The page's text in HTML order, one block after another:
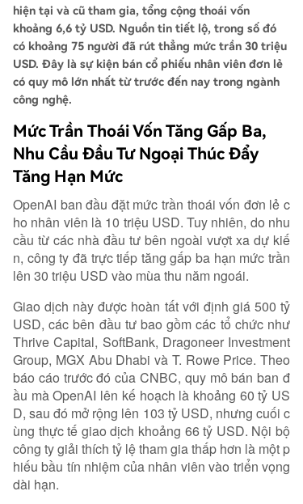
hiện tại và cũ tham gia, tổng cộng thoái vốn
khoảng 6,6 tỷ USD. Nguồn tin tiết lộ, trong số đó
có khoảng 75 người đã rút thẳng mức trần 30 triệu
USD. Đây là sự kiện bán cổ phiếu nhân viên đơn lẻ
có quy mô lớn nhất từ trước đến nay trong ngành
công nghệ.
Mức Trần Thoái Vốn Tăng Gấp Ba,
Nhu Cầu Đầu Tư Ngoại Thúc Đẩy
Tăng Hạn Mức
OpenAI ban đầu đặt mức trần thoái vốn đơn lẻ c
ho nhân viên là 10 triệu USD. Tuy nhiên, do nhu
cầu từ các nhà đầu tư bên ngoài vượt xa dự kiế
n, công ty đã trực tiếp tăng gấp ba hạn mức trần
lên 30 triệu USD vào mùa thu năm ngoái.
Giao dịch này được hoàn tất với định giá 500 tỷ
USD, các bên đầu tư bao gồm các tổ chức như
Thrive Capital, SoftBank, Dragoneer Investment
Group, MGX Abu Dhabi và T. Rowe Price. Theo
báo cáo trước đó của CNBC, quy mô bán ban đ
ầu mà OpenAI lên kế hoạch là khoảng 60 tỷ US
D, sau đó mở rộng lên 103 tỷ USD, nhưng cuối c
ùng thực tế giao dịch khoảng 66 tỷ USD. Nội bộ
công ty giải thích tỷ lệ tham gia thấp hơn là một p
hiếu bầu tín nhiệm của nhân viên vào triển vọng
dài hạn.